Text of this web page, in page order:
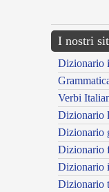
I nostri
Dizionario
Verbi
Dizionario
Dizionario
Dizionario
Dizionario
Dizionario